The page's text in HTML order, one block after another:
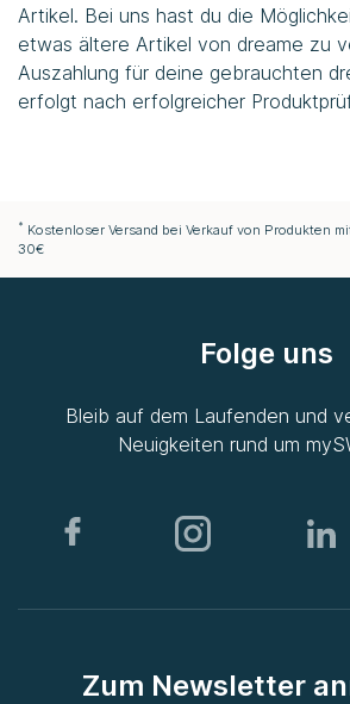
Artikel. Bei uns hast du die
etwas ältere Artikel von dreame zu
Auszahlung für deine gebrauchten
erfolgt nach erfolgreicher
* Kostenloser Versand bei Verkauf von Produkten
30€
Folge uns
Bleib auf dem Laufenden und
Neuigkeiten rund um
Zum Newsletter